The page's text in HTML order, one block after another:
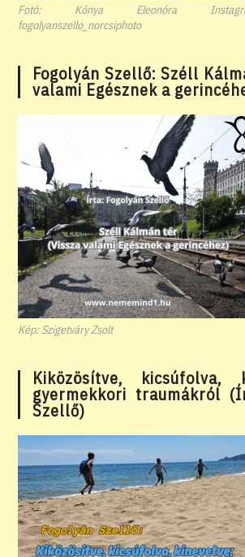
Fotó: Kónya Eleonóra
fogolyanszello_norcsiphoto
Fogolyán Szellő: Széll
valami Egésznek a
Kép: Szigetváry Zsolt
Kiközösítve, kicsúfolva,
gyermekkori traumákról
Szellő)